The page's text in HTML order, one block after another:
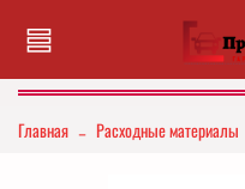
Главная Расходные материалы